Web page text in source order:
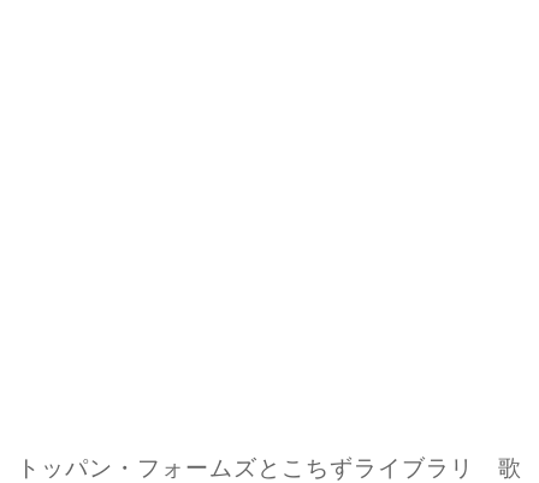
トッパン・フォームズとこちずライブラリ 歌